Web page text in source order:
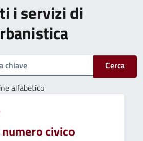
i servizi di
Cerca
alfabetico
civico